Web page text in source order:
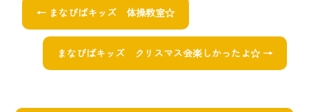
← まなびばキッズ 体操教室☆
まなびばキッズ クリスマス会楽しかったよ☆ →